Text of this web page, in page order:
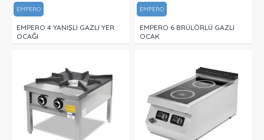
EMPERO
EMPERO 4 YANIŞLI GAZLI YER
OCAĞI
EMPERO
EMPERO 6 BRÜLÖRLÜ GAZLI
OCAK